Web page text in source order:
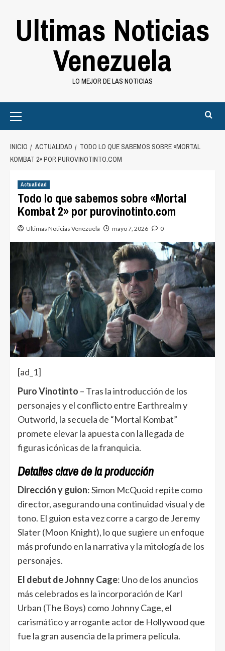
Ultimas Noticias
Venezuela
LO MEJOR DE LAS NOTICIAS
Menu
INICIO ACTUALIDAD
TODO LO QUE SABEMOS SOBRE «MORTAL
KOMBAT 2» POR PUROVINOTINTO.COM
Actualidad
Todo lo que sabemos sobre «Mortal
Kombat 2» por purovinotinto.com
Ultimas Noticias Venezuela mayo 7, 2026 0
[ad_1]
Puro Vinotinto – Tras la introducción de los
personajes y el conflicto entre Earthrealm y
Outworld, la secuela de “Mortal Kombat”
promete elevar la apuesta con la llegada de
figuras icónicas de la franquicia.
Detalles clave de la producción
Dirección y guion: Simon McQuoid repite como
director, asegurando una continuidad visual y de
tono. El guion esta vez corre a cargo de Jeremy
Slater (Moon Knight), lo que sugiere un enfoque
más profundo en la narrativa y la mitología de los
personajes.
El debut de Johnny Cage: Uno de los anuncios
más celebrados es la incorporación de Karl
Urban (The Boys) como Johnny Cage, el
carismático y arrogante actor de Hollywood que
fue la gran ausencia de la primera película.